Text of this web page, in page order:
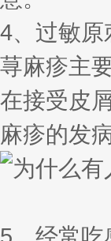
4、过敏原
荨麻疹主
在接受皮
麻疹的发